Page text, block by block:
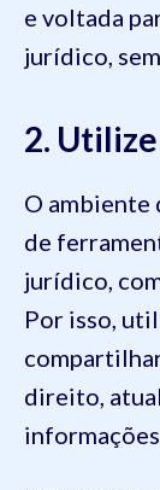
e voltada
jurídico,
2.
O ambiente
de
jurídico,
Por isso,
direito,